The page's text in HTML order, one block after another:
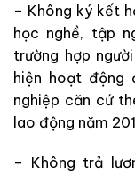
– Không ký kết
học nghề, tập
trường hợp
hiện hoạt động
nghiệp căn cứ
lao động năm
– Không trả